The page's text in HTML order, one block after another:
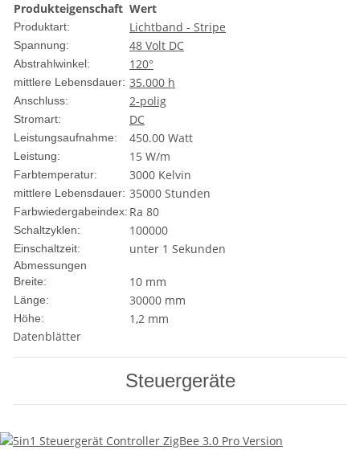
Produkteigenschaft Wert
Produktart: Lichtband - Stripe
Spannung: 48 Volt DC
Abstrahlwinkel: 120°
mittlere Lebensdauer: 35.000 h
Anschluss: 2-polig
Stromart: DC
Leistungsaufnahme: 450.00 Watt
Leistung: 15 W/m
Farbtemperatur: 3000 Kelvin
mittlere Lebensdauer: 35000 Stunden
Farbwiedergabeindex: Ra 80
Schaltzyklen: 100000
Einschaltzeit: unter 1 Sekunden
Abmessungen
Breite:
10 mm
Länge: 30000 mm
Höhe:
1,2 mm
Datenblätter
Steuergeräte